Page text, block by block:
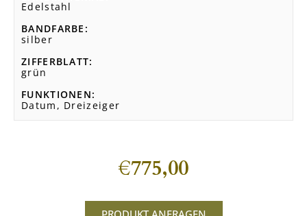
Edelstahl
BANDFARBE
silber
ZIFFERBLATT
grün
FUNKTIONEN
Datum, Dreizeiger
€775,00